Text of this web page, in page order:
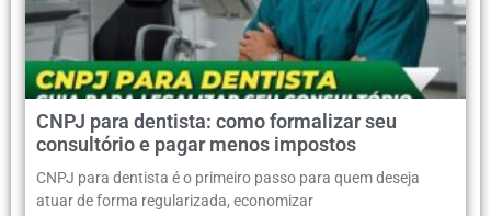
CNPJ para dentista: como formalizar seu
consultório e pagar menos impostos
CNPJ para dentista é o primeiro passo para quem deseja
atuar de forma regularizada, economizar